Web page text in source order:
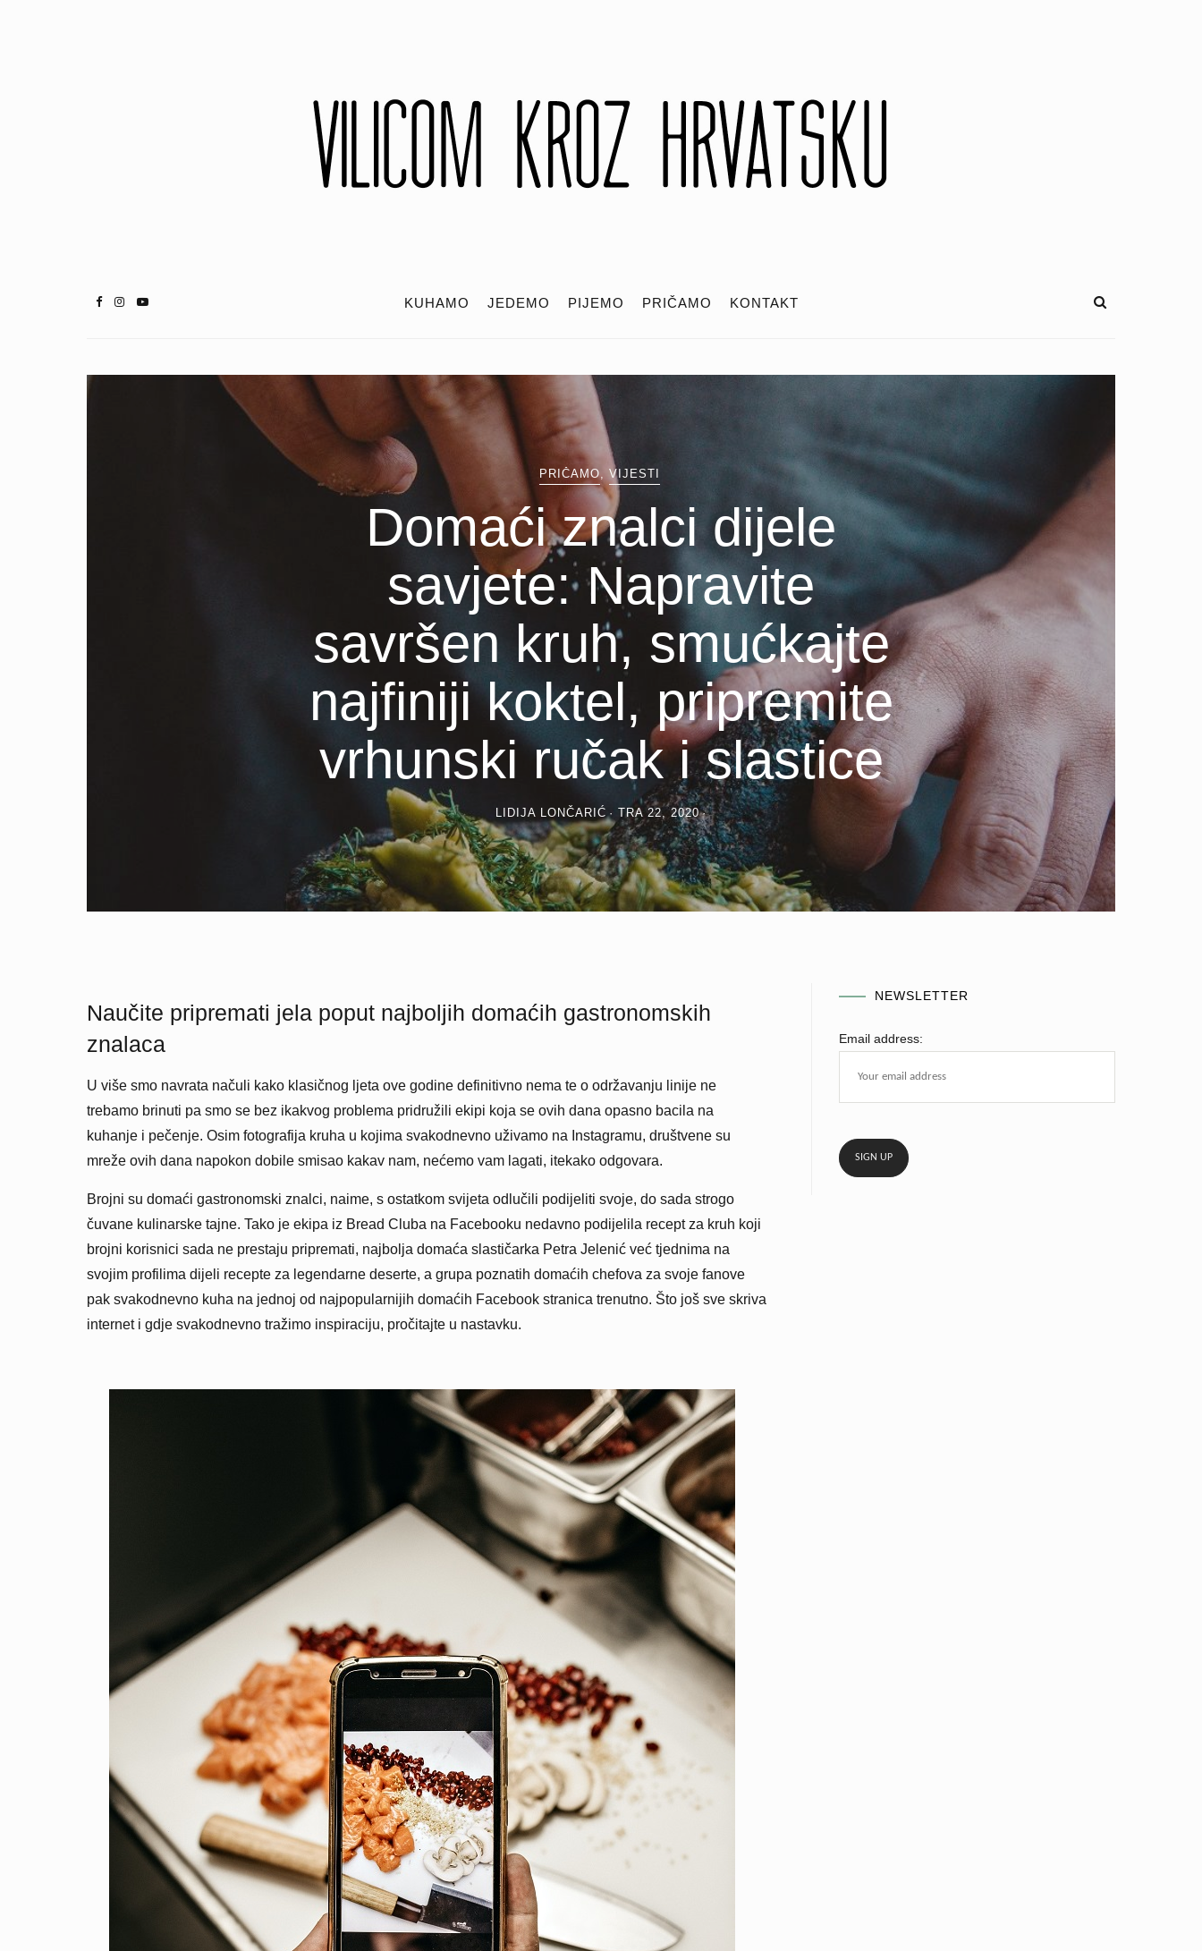
KUHAMO JEDEMO PIJEMO PRIČAMO KONTAKT
PRIČAMO VIJESTI
Domaći znalci dijele
savjete: Napravite
savršen kruh, smućkajte
najfiniji koktel, pripremite
vrhunski ručak i slastice
LIDIJA LONČARIĆ TRA 22, 2020
Naučite pripremati jela poput najboljih domaćih gastronomskih
znalaca
U više smo navrata načuli kako klasičnog ljeta ove godine definitivno nema te o održavanju linije ne
trebamo brinuti pa smo se bez ikakvog problema pridružili ekipi koja se ovih dana opasno bacila na
kuhanje i pečenje. Osim fotografija kruha u kojima svakodnevno uživamo na Instagramu, društvene su
mreže ovih dana napokon dobile smisao kakav nam, nećemo vam lagati, itekako odgovara.
Brojni su domaći gastronomski znalci, naime, s ostatkom svijeta odlučili podijeliti svoje, do sada strogo
čuvane kulinarske tajne. Tako je ekipa iz Bread Cluba na Facebooku nedavno podijelila recept za kruh koji
brojni korisnici sada ne prestaju pripremati, najbolja domaća slastičarka Petra Jelenić već tjednima na
svojim profilima dijeli recepte za legendarne deserte, a grupa poznatih domaćih chefova za svoje fanove
pak svakodnevno kuha na jednoj od najpopularnijih domaćih Facebook stranica trenutno. Što još sve skriva
internet i gdje svakodnevno tražimo inspiraciju, pročitajte u nastavku.
NEWSLETTER
Email address: